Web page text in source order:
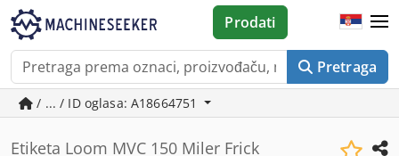
Pretraga
Prodati
/ ... / ID oglasa: A18664751
Etiketa Loom MVC 150 Miler Frick